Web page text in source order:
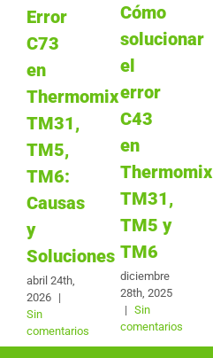
Error
C73
en
Thermomix
TM31,
TM5,
TM6:
Causas
y
Soluciones
abril 24th,
2026 |
Sin
comentarios
Cómo
solucionar
el
error
C43
en
Thermomix
TM31,
TM5 y
TM6
diciembre
28th, 2025
|
Sin
comentarios